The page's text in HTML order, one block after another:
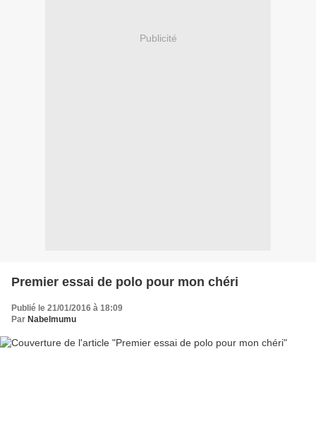
Publicité
Premier essai de polo pour mon chéri
Publié le 21/01/2016 à 18:09
Par Nabelmumu